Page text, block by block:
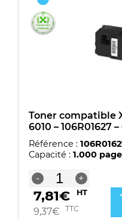
6010
-
106R01628
Toner compatible
6010 – 106R01627
Référence :
Capacité : 1.000
-
quantité
de
Toner
compatible
+
7,81€ HT
9,37€ TTC